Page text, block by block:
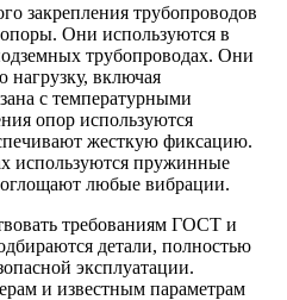
закрепления трубопроводов
Они используются в
трубопроводах. Они
включая
с температурными
опор используются
жесткую фиксацию.
используются пружинные
любые вибрации.
требованиям ГОСТ и
детали, полностью
эксплуатации.
и известным параметрам